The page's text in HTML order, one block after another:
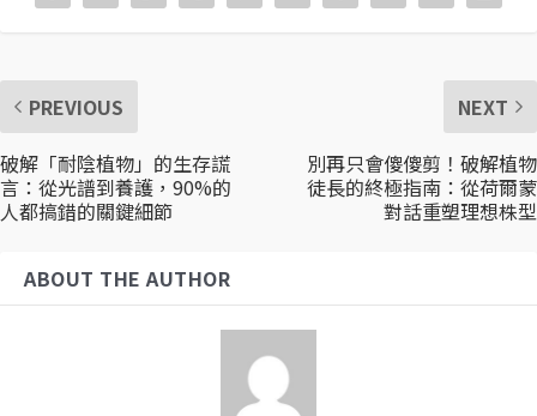
PREVIOUS
破解「耐陰植物」的生存謊
言：從光譜到養護，90%的
人都搞錯的關鍵細節
NEXT
別再只會傻傻剪！破解植物
徒長的終極指南：從荷爾蒙
對話重塑理想株型
ABOUT THE AUTHOR